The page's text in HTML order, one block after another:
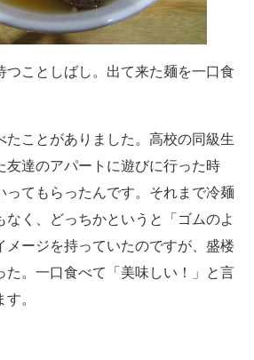
つことしばし。出て来た麺を一口食
たことがありました。高校の同級生
友達のアパートに遊びに行った時
ってもらったんです。それまで冷麺
なく、どっちかというと「ゴムのよ
メージを持っていたのですが、盛楼
た。一口食べて「美味しい！」と言
。